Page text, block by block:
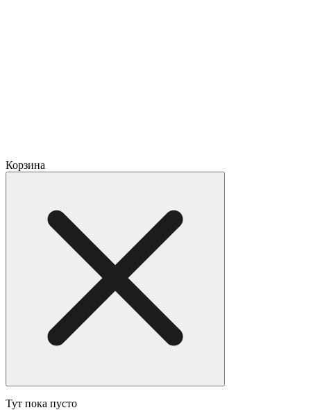
Корзина
Тут пока пусто